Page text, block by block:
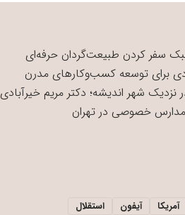
سفر کردن طبیعت‌گردان حرفه‌ای
برای توسعه کسب‌وکارهای مدرن
نزدیک شهر اندیشه؛ دکتر مریم خیرآبادی
خصوصی در تهران
آمریکا آیفون
استقلال